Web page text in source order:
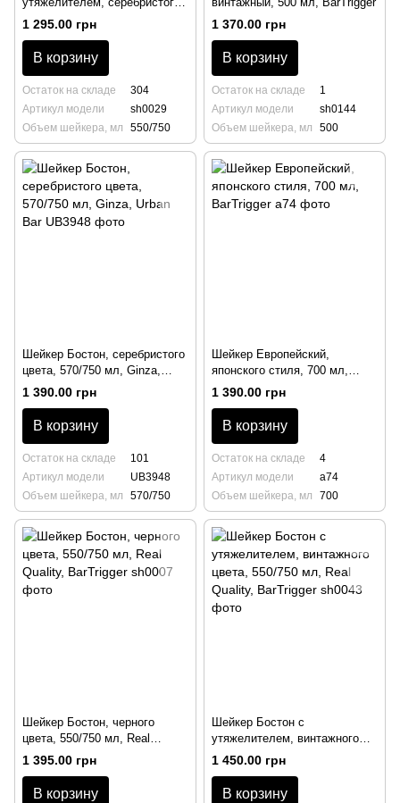
цвета, 550/750 мл, Real
Quality, BarTrigger
1 295.00 грн
В корзину
Остаток на складе
304
Артикул модели
sh0029
Объем шейкера, мл
550/750
1 370.00 грн
В корзину
Остаток на складе
1
Артикул модели
sh0144
Объем шейкера, мл
500
Шейкер Бостон, серебристого
цвета, 570/750 мл, Ginza,
Urban Bar
1 390.00 грн
В корзину
Остаток на складе
101
Артикул модели
UB3948
Объем шейкера, мл
570/750
Шейкер Европейский,
японского стиля, 700 мл,
BarTrigger
1 390.00 грн
В корзину
Остаток на складе
4
Артикул модели
a74
Объем шейкера, мл
700
Шейкер Бостон, черного
цвета, 550/750 мл, Real
Quality, BarTrigger
1 395.00 грн
В корзину
Шейкер Бостон с
утяжелителем, винтажного
цвета, 550/750 мл, Real
Quality, BarTrigger
1 450.00 грн
В корзину